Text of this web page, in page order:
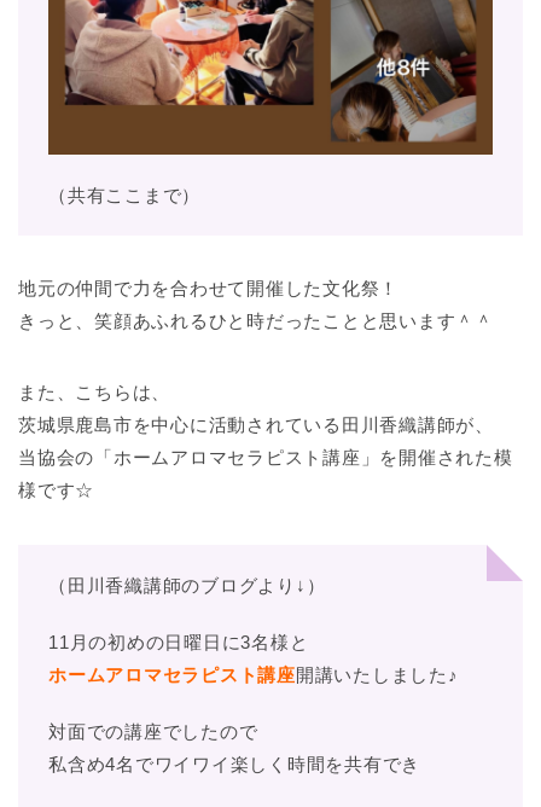
（共有ここまで）
地元の仲間で力を合わせて開催した文化祭！
きっと、笑顔あふれるひと時だったことと思います＾＾
また、こちらは、
茨城県鹿島市を中心に活動されている田川香織講師が、
当協会の「ホームアロマセラピスト講座」を開催された模
様です☆
（田川香織講師のブログより↓）
11月の初めの日曜日に3名様と
ホームアロマセラピスト講座開講いたしました♪
対面での講座でしたので
私含め4名でワイワイ楽しく時間を共有でき